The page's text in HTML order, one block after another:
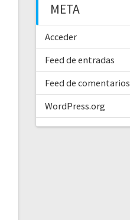
META
Acceder
Feed de entradas
Feed de comentarios
WordPress.org